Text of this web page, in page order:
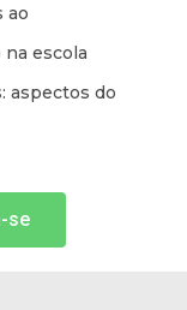
ao
escola
aspectos do
se